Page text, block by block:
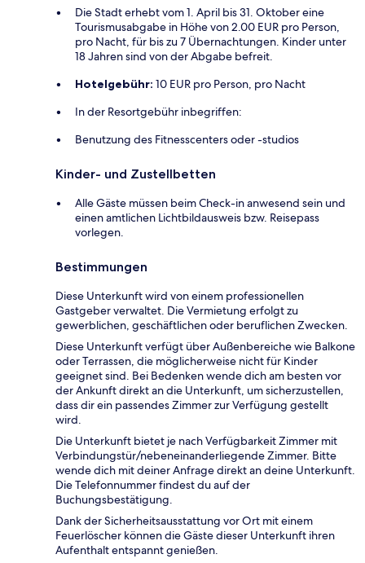
Die Stadt erhebt vom 1. April bis 31. Oktober eine
Tourismusabgabe in Höhe von 2.00 EUR pro Person,
pro Nacht, für bis zu 7 Übernachtungen. Kinder unter
18 Jahren sind von der Abgabe befreit.
Hotelgebühr: 10 EUR pro Person, pro Nacht
In der Resortgebühr inbegriffen:
Benutzung des Fitnesscenters oder -studios
Kinder- und Zustellbetten
Alle Gäste müssen beim Check-in anwesend sein und
einen amtlichen Lichtbildausweis bzw. Reisepass
vorlegen.
Bestimmungen
Diese Unterkunft wird von einem professionellen
Gastgeber verwaltet. Die Vermietung erfolgt zu
gewerblichen, geschäftlichen oder beruflichen Zwecken.
Diese Unterkunft verfügt über Außenbereiche wie Balkone
oder Terrassen, die möglicherweise nicht für Kinder
geeignet sind. Bei Bedenken wende dich am besten vor
der Ankunft direkt an die Unterkunft, um sicherzustellen,
dass dir ein passendes Zimmer zur Verfügung gestellt
wird.
Die Unterkunft bietet je nach Verfügbarkeit Zimmer mit
Verbindungstür/nebeneinanderliegende Zimmer. Bitte
wende dich mit deiner Anfrage direkt an deine Unterkunft.
Die Telefonnummer findest du auf der
Buchungsbestätigung.
Dank der Sicherheitsausstattung vor Ort mit einem
Feuerlöscher können die Gäste dieser Unterkunft ihren
Aufenthalt entspannt genießen.